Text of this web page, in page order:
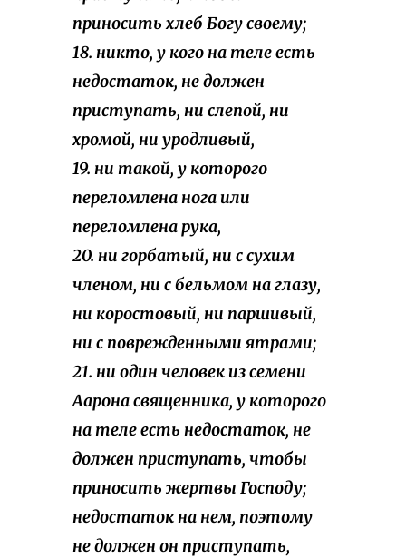
приносить хлеб Богу своему;
18. никто, у кого на теле есть
недостаток, не должен
приступать, ни слепой, ни
хромой, ни уродливый,
19. ни такой, у которого
переломлена нога или
переломлена рука,
20. ни горбатый, ни с сухим
членом, ни с бельмом на глазу,
ни коростовый, ни паршивый,
ни с поврежденными ятрами;
21. ни один человек из семени
Аарона священника, у которого
на теле есть недостаток, не
должен приступать, чтобы
приносить жертвы Господу;
недостаток на нем, поэтому
не должен он приступать,